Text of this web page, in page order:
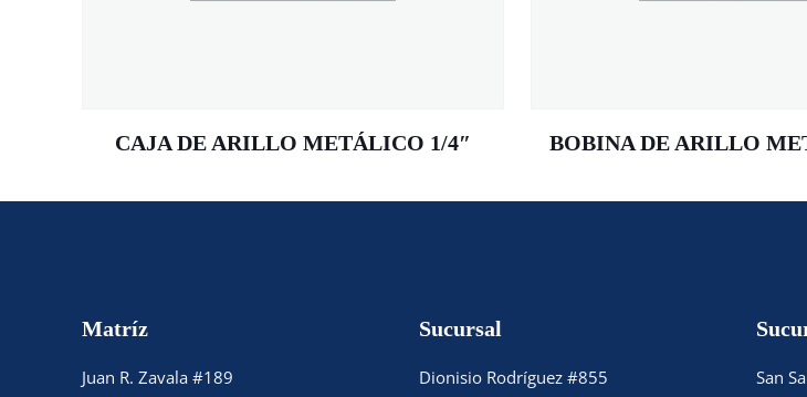
CAJA DE ARILLO METÁLICO 1/4″ BOBINA DE ARILLO
Matríz
Juan R. Zavala #189
Sucursal
Dionisio Rodríguez #855
San